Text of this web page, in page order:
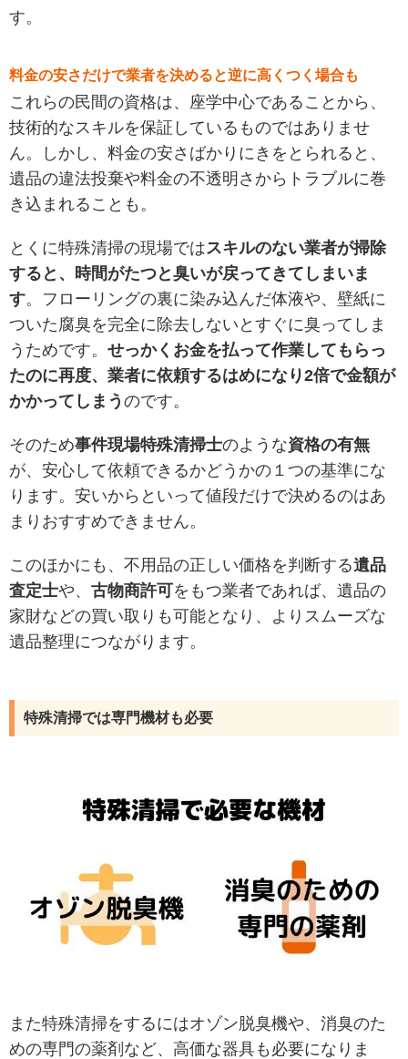
す。
料金の安さだけで業者を決めると逆に高くつく場合も
これらの民間の資格は、座学中心であることから、
技術的なスキルを保証しているものではありませ
ん。しかし、料金の安さばかりにきをとられると、
遺品の違法投棄や料金の不透明さからトラブルに巻
き込まれることも。
とくに特殊清掃の現場ではスキルのない業者が掃除
すると、時間がたつと臭いが戻ってきてしまいま
す。フローリングの裏に染み込んだ体液や、壁紙に
ついた腐臭を完全に除去しないとすぐに臭ってしま
うためです。 せっかくお金を払って作業してもらっ
たのに再度、業者に依頼するはめになり2倍で金額が
かかってしまう のです。
そのため事件現場特殊清掃士のような資格の有無
が、安心して依頼できるかどうかの１つの基準にな
ります。安いからといって値段だけで決めるのはあ
まりおすすめできません。
このほかにも、不用品の正しい価格を判断する遺品
査定士や、 古物商許可をもつ業者であれば、遺品の
家財などの買い取りも可能となり、よりスムーズな
遺品整理につながります。
特殊清掃では専門機材も必要
また特殊清掃をするにはオゾン脱臭機や、消臭のた
めの専門の薬剤など、高価な器具も必要になりま